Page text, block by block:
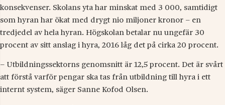
konsekvenser. Skolans yta har minskat med 3 000, samtidigt
som hyran har ökat med drygt nio miljoner kronor – en
tredjedel av hela hyran. Högskolan betalar nu ungefär 30
procent av sitt anslag i hyra, 2016 låg det på cirka 20 procent.
– Utbildningssektorns genomsnitt är 12,5 procent. Det är svårt
att förstå varför pengar ska tas från utbildning till hyra i ett
internt system, säger Sanne Kofod Olsen.